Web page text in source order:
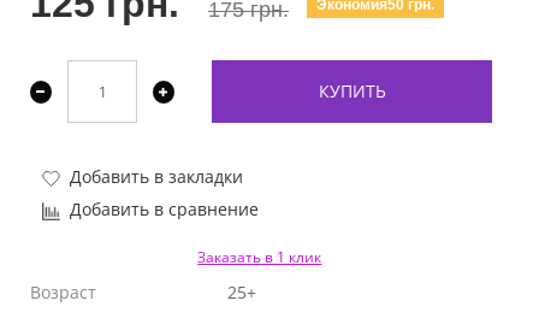
175 грн. Экономия50 грн.
КУПИТЬ
Добавить в закладки
Добавить в сравнение
Заказать в 1 клик
Возраст
25+